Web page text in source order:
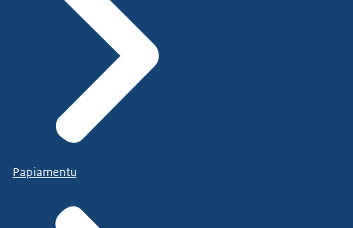
Papiamentu